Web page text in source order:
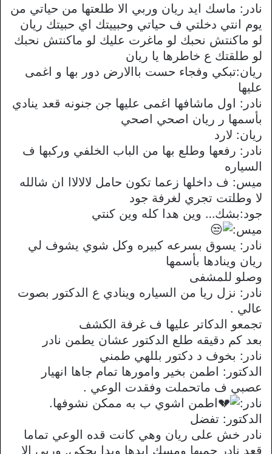
نادر: ماسك ايد ريان وربي الا طلعتها من حياتي من
يوم انتي دخلتي ف حياتي وحبييتك اي حبيتك ريان
لو ماكنتش نحبك لو ماغرت عليك لو ماكنتش نحبك
لو طلقتك ع خاطرها يا ريان
ريان:تبكي وفجاء حست باالارض دور بها و اغمى
عليها
نادر: اول ماشافها اغمى عليها جن جنونه قعد ينادي
بأسمها ر ريان اصحي اصحي
ريان: لارد
نادر: رفعها وطلع بها من الباب الخلفي وركبها ف
السياره
ميس: ف داخلها زعما تكون حامل لالالاا ان شالله
لا وطلتت تجري لغرفة جود
جود:بشك… وين هدا كله وين كنتي
ميس:
نادر: يسوق بسرعه كبيره وكل شوي يشوف لي
ريان وينادها بأسمها
وصلو للمشفى
نادر: نزل ريا من السياره وينادي ع الدكتور بصوت
عالي .
تجمعو الدكاتر عليها ف غرفة الكشف
بعد كم دقيقه طلع الدكتور عشان يطمن نادر
نادر: بخوف د دكتور بللهي طمني
الدكتور: اطمن بخير وامورها تمام جاها انهيار
عصبي ف ماتحملت وفقدت الوعي .
نادر:
اطمن اشوي ب به ممكن نشوفها.
الدكتور: تفضل
نادر خش على ريان وهي كانت قده الوعي تماما
قعد نادر جمبها ومسك ايدها وبدا يحكي. وربي الا